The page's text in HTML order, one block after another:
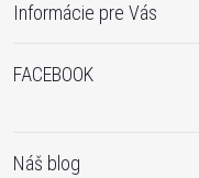
Informácie pre Vás
FACEBOOK
Náš blog